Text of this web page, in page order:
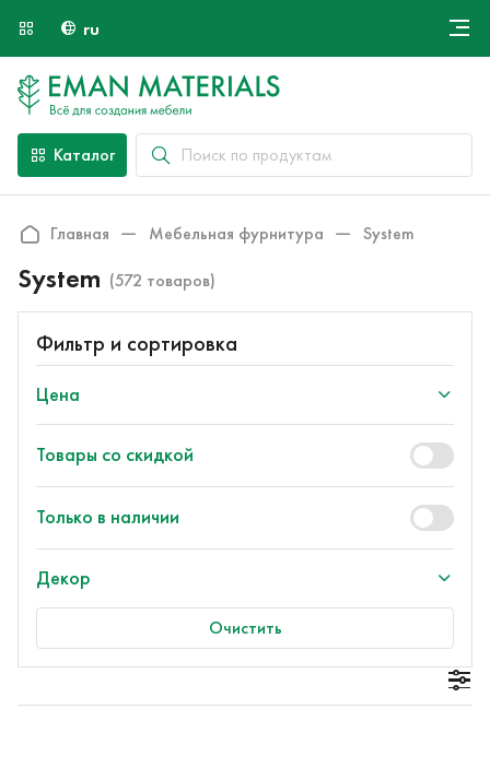
ru
Оплата и доставка
Контакты
Каталог
Главная Мебельная фурнитура System
System (572 товаров)
Фильтр и сортировка
Цена
Товары со скидкой
Только в наличии
Декор
Очистить